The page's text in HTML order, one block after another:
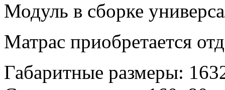
Модуль в сборке
Матрас приобретается
Габаритные размеры: